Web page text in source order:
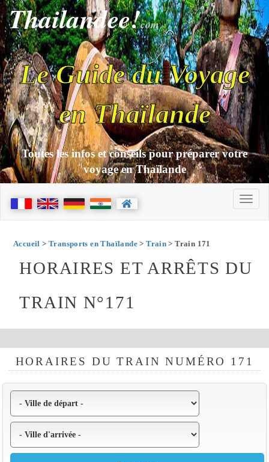
Thailandee!com
Le Guide du Voyage
en Thaïlande
Toutes les infos et conseils pour préparer votre
voyage en Thaïlande
Accueil > Transports en Thaïlande>Train > Train 171
HORAIRES ET ARRÊTS DU
TRAIN N°171
HORAIRES DU TRAIN NUMÉRO 171